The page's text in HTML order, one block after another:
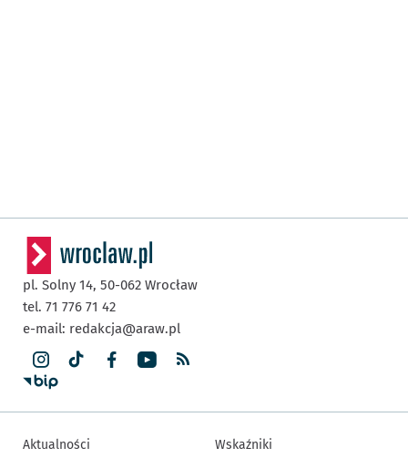
pl. Solny 14, 50-062 Wrocław
tel. 71 776 71 42
e-mail: redakcja@araw.pl
Aktualności
Wskaźniki